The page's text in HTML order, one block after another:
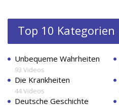
Top 10 Kategorien
Unbequeme Wahrheiten
93 Videos
Die Krankheiten
44 Videos
Deutsche Geschichte